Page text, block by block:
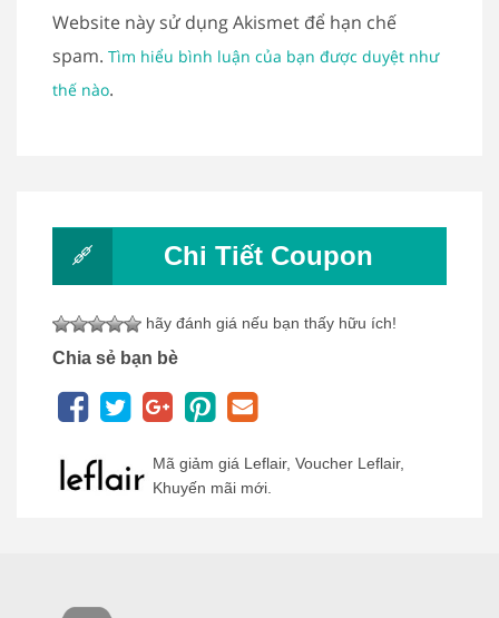
Website này sử dụng Akismet để hạn chế
spam. Tìm hiểu bình luận của bạn được duyệt như
thế nào.
Chi Tiết Coupon
hãy đánh giá nếu bạn thấy hữu ích!
Chia sẻ bạn bè
Mã giảm giá Leflair, Voucher Leflair,
Khuyến mãi mới.